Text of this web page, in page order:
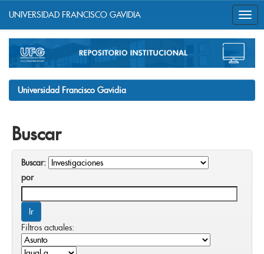
navigation
UNIVERSIDAD FRANCISCO GAVIDIA
Universidad Francisco Gavidia
Buscar
Buscar:
por
Filtros actuales: